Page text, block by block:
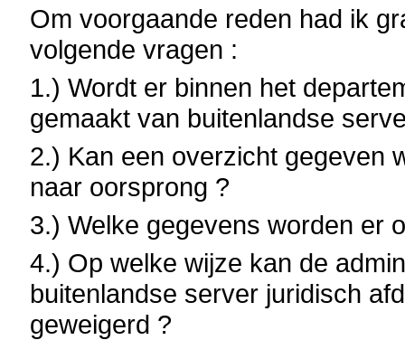
Om voorgaande reden had ik
volgende vragen :
1.) Wordt er binnen het
gemaakt van buitenlandse
2.) Kan een overzicht gegeven
naar oorsprong ?
3.) Welke gegevens worden er
4.) Op welke wijze kan de
buitenlandse server juridisch
geweigerd ?